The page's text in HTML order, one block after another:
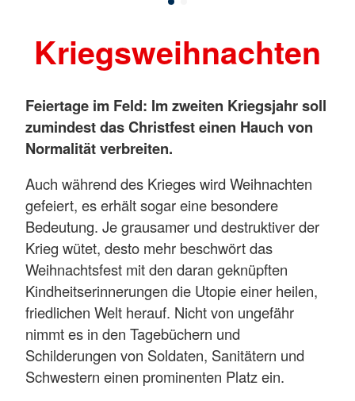
Kriegsweihnachten
Feiertage im Feld: Im zweiten Kriegsjahr soll
zumindest das Christfest einen Hauch von
Normalität verbreiten.
Auch während des Krieges wird Weihnachten
gefeiert, es erhält sogar eine besondere
Bedeutung. Je grausamer und destruktiver der
Krieg wütet, desto mehr beschwört das
Weihnachtsfest mit den daran geknüpften
Kindheitserinnerungen die Utopie einer heilen,
friedlichen Welt herauf. Nicht von ungefähr
nimmt es in den Tagebüchern und
Schilderungen von Soldaten, Sanitätern und
Schwestern einen prominenten Platz ein.